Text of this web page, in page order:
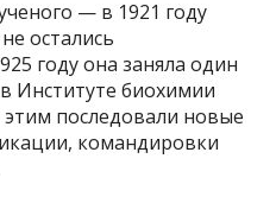
— в 1921 году
остались
году она заняла один
Институте биохимии
последовали новые
командировки